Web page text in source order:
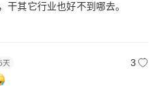
干其它行业也好不到哪去。
3